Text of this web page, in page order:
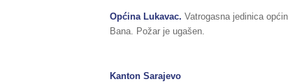
Općina Lukavac. Vatrogasna jedinica
Bana. Požar je ugašen.
Kanton Sarajevo